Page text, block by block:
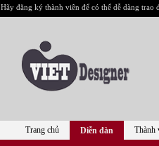
Hãy đăng ký thành viên để có thể dễ dàng trao
Trang chủ Diễn đàn Thành